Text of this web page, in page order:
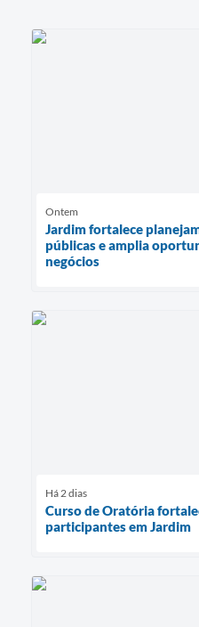
Ontem
Jardim fortalece
públicas e amplia
negócios
Há 2 dias
Curso de Oratória
participantes em Jardim